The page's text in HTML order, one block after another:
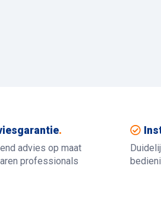
.
advies op maat
professionals